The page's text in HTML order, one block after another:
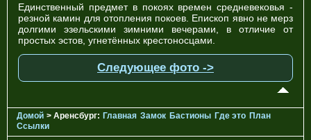
Единственный предмет в покоях времен средневековья -
резной камин для отопления покоев. Епископ явно не мерз
долгими эзельскими зимними вечерами, в отличие от
простых эстов, угнетённых крестоносцами.
Следующее фото ->
Домой > Аренсбург: Главная Замок Бастионы Где это План
Ссылки